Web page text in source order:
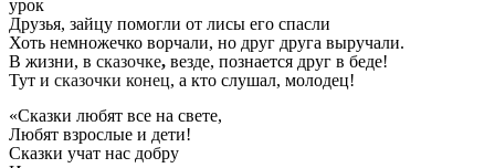
урок
Друзья, зайцу помогли от лисы его спасли
Хоть немножечко ворчали, но друг друга выручали.
В жизни, в сказочке, везде, познается друг в беде!
Тут и сказочки конец, а кто слушал, молодец!
«Сказки любят все на свете,
Любят взрослые и дети!
Сказки учат нас добру